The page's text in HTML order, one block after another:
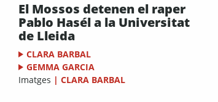
El Mossos detenen el raper
Pablo Hasél a la Universitat
de Lleida
CLARA BARBAL
GEMMA GARCIA
Imatges | CLARA BARBAL